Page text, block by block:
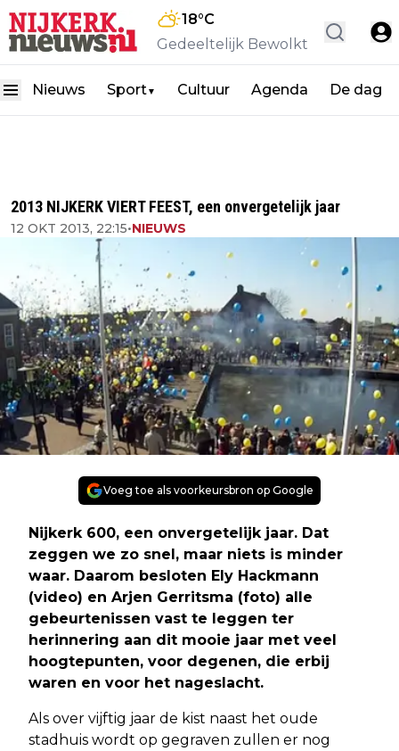
18°C
Gedeeltelijk Bewolkt
Nieuws Sport▼ Cultuur Agenda De dag
2013 NIJKERK VIERT FEEST, een onvergetelijk jaar
12 OKT 2013, 22:15•NIEUWS
Voeg toe als voorkeursbron op Google
Nijkerk 600, een onvergetelijk jaar. Dat
zeggen we zo snel, maar niets is minder
waar. Daarom besloten Ely Hackmann
(video) en Arjen Gerritsma (foto) alle
gebeurtenissen vast te leggen ter
herinnering aan dit mooie jaar met veel
hoogtepunten, voor degenen, die erbij
waren en voor het nageslacht.
Als over vijftig jaar de kist naast het oude
stadhuis wordt op gegraven zullen er nog